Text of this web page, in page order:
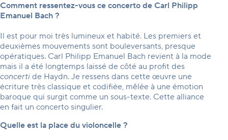
Comment ressentez-vous ce concerto de Carl Philipp
Emanuel Bach ?
Il est pour moi très lumineux et habité. Les premiers et
deuxièmes mouvements sont bouleversants, presque
opératiques. Carl Philipp Emanuel Bach revient à la mode
mais il a été longtemps laissé de côté au profit des
concerti de Haydn. Je ressens dans cette œuvre une
écriture très classique et codifiée, mêlée à une émotion
baroque qui surgit comme un sous-texte. Cette alliance
en fait un concerto singulier.
Quelle est la place du violoncelle ?